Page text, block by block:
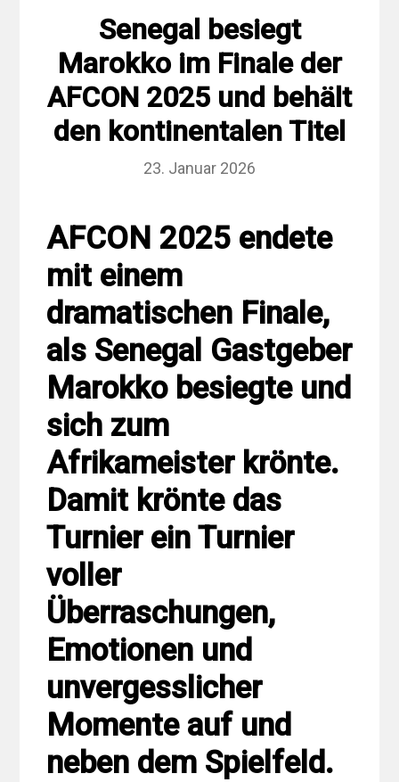
Senegal besiegt
Marokko im Finale der
AFCON 2025 und behält
den kontinentalen Titel
23. Januar 2026
AFCON 2025 endete
mit einem
dramatischen Finale,
als Senegal Gastgeber
Marokko besiegte und
sich zum
Afrikameister krönte.
Damit krönte das
Turnier ein Turnier
voller
Überraschungen,
Emotionen und
unvergesslicher
Momente auf und
neben dem Spielfeld.